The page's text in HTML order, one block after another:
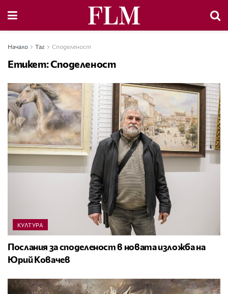
Начало Таг Споделеност
Етикет:Споделеност
КУЛТУРА
Послания за споделеност в новата изложба на
Юрий Ковачев